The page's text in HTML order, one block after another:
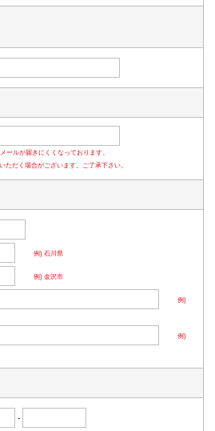
ールが届きにくくなっております。
ただく場合がございます。ご了承下さい。
例) 石川県
例) 金沢市
例)
例)
-